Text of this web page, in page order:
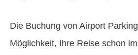
Die Buchung von Airport
Möglichkeit, Ihre Reise schon